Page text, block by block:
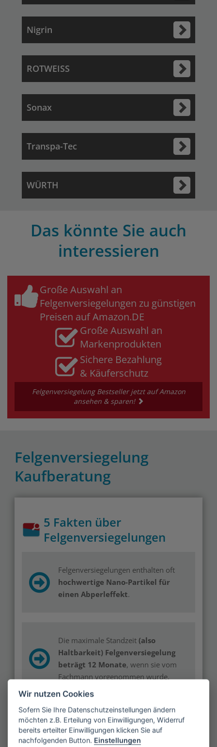
Nigrin
ROTWEISS
Sonax
Transpa-Tec
WÜRTH
Das könnte Sie auch
interessieren
Große Auswahl an
Felgenversiegelungen zu günstigen
Preisen auf Amazon.DE
Große Auswahl an
Markenprodukten
Sichere Bezahlung
& Käuferschutz
Felgenversiegelung Bestseller jetzt auf Amazon
ansehen & sparen!
Felgenversiegelung
Kaufberatung
5 Fakten über
Felgenversiegelungen
Felgenversiegelungen enthalten oft
hochwertige Nano-Partikel für
einen Abperleffekt.
Die maximale Standzeit (also
Haltbarkeit) Felgenversiegelung
beträgt 12 Monate, wenn sie vom
Fachmann vorgenommen wurde.
Mit einer hochwertigen
Felgenversiegelungsparen Sie sich
Wir nutzen Cookies
Sofern Sie Ihre Datenschutzeinstellungen ändern
möchten z.B. Erteilung von Einwilligungen, Widerruf
bereits erteilter Einwilligungen klicken Sie auf
nachfolgenden Button. Einstellungen